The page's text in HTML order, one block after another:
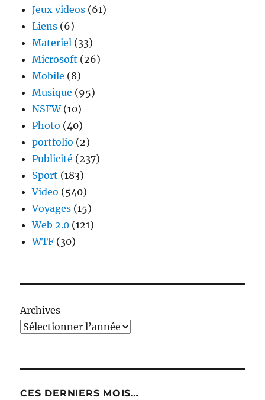
Jeux videos (61)
Liens (6)
Materiel (33)
Microsoft (26)
Mobile (8)
Musique (95)
NSFW(10)
Photo (40)
portfolio (2)
Publicité (237)
Sport (183)
Video (540)
Voyages (15)
Web 2.0 (121)
WTF (30)
Archives
CES DERNIERS MOIS…